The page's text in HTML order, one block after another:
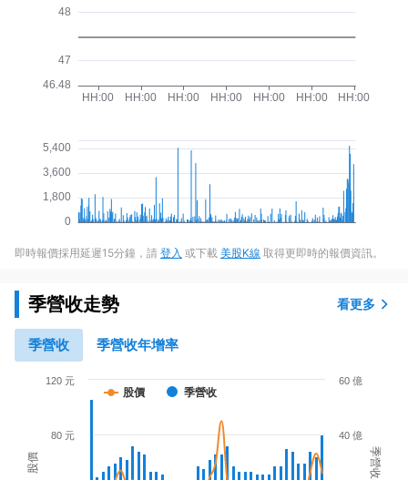
即時報價採用延遲15分鐘，請 登入 或下載 美股K線 取得更即時的報價資訊。
季營收走勢 看更多
季營收 季營收年增率
股價 季營收
股價 季營收
80 元
120 元
40 億
60 億